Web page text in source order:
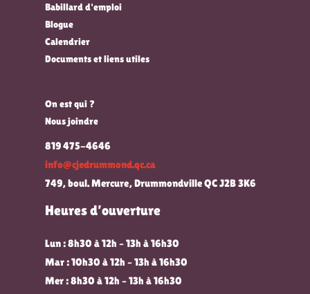
Babillard d'emploi
Blogue
Calendrier
Documents et liens utiles
On est qui ?
Nous joindre
819 475-4646
info@cjedrummond.qc.ca
749, boul. Mercure, Drummondville QC J2B 3K6
Heures d’ouverture
Lun : 8h30 à 12h – 13h à 16h30
Mar : 10h30 à 12h – 13h à 16h30
Mer : 8h30 à 12h – 13h à 16h30